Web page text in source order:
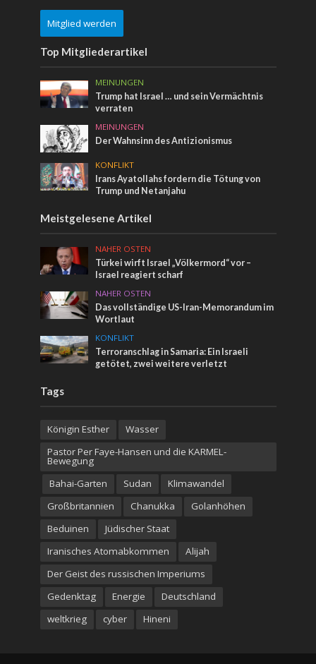
Mitglied werden
Top Mitgliederartikel
MEINUNGEN
Trump hat Israel … und sein Vermächtnis
verraten
MEINUNGEN
Der Wahnsinn des Antizionismus
KONFLIKT
Irans Ayatollahs fordern die Tötung von
Trump und Netanjahu
Meistgelesene Artikel
NAHER OSTEN
Türkei wirft Israel „Völkermord“ vor –
Israel reagiert scharf
NAHER OSTEN
Das vollständige US-Iran-Memorandum im
Wortlaut
KONFLIKT
Terroranschlag in Samaria: Ein Israeli
getötet, zwei weitere verletzt
Tags
Königin Esther
Wasser
Pastor Per Faye-Hansen und die KARMEL-
Bewegung
Bahai-Garten
Sudan
Klimawandel
Großbritannien
Chanukka
Golanhöhen
Beduinen
Jüdischer Staat
Iranisches Atomabkommen
Alijah
Der Geist des russischen Imperiums
Gedenktag
Energie
Deutschland
weltkrieg
cyber Hineni